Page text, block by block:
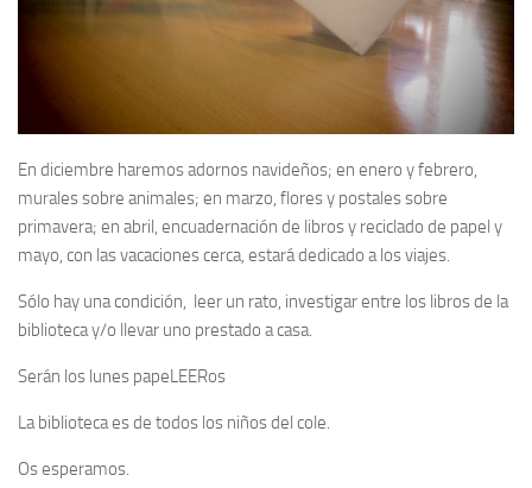
En diciembre haremos adornos navideños; en enero y febrero,
murales sobre animales; en marzo, flores y postales sobre
primavera; en abril, encuadernación de libros y reciclado de papel y
mayo, con las vacaciones cerca, estará dedicado a los viajes.
Sólo hay una condición, leer un rato, investigar entre los libros de la
biblioteca y/o llevar uno prestado a casa.
Serán los lunes papeLEERos
La biblioteca es de todos los niños del cole.
Os esperamos.